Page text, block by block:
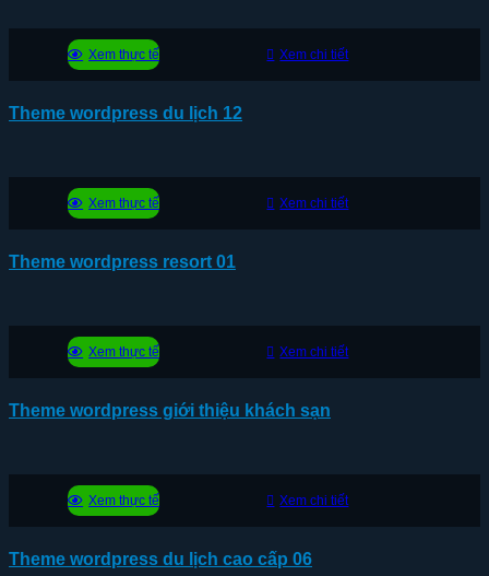
Xem thực tế Xem chi tiết
Theme wordpress du lịch 12
Xem thực tế Xem chi tiết
Theme wordpress resort 01
Xem thực tế Xem chi tiết
Theme wordpress giới thiệu khách sạn
Xem thực tế Xem chi tiết
Theme wordpress du lịch cao cấp 06